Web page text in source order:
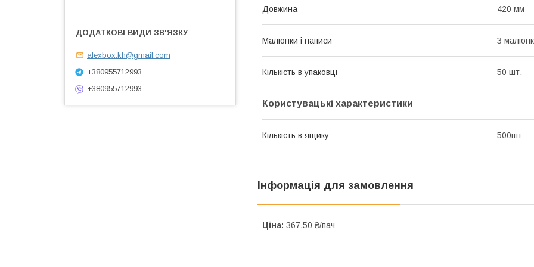
Довжина 420 мм
Малюнки і написи З
Кількість в упаковці 50 шт.
Користувацькі характеристики
Кількість в ящику 500шт
Інформація для замовлення
Ціна: 367,50 ₴/пач
alexbox.kh@gmail.com
+380955712993
+380955712993